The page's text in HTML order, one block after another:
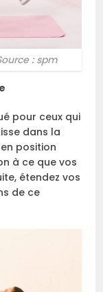
: spm
pour ceux qui
dans la
position
à ce que vos
étendez vos
de ce